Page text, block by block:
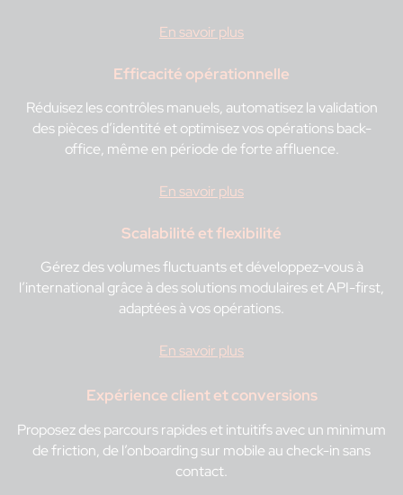
En savoir plus
Expérience client et conversions
Proposez des parcours rapides et intuitifs avec un minimum
de friction, de l’onboarding sur mobile au check-in sans
contact.
Efficacité opérationnelle
Réduisez les contrôles manuels, automatisez la validation
des pièces d’identité et optimisez vos opérations back-
office, même en période de forte affluence.
En savoir plus
Scalabilité et flexibilité
Gérez des volumes fluctuants et développez-vous à
l’international grâce à des solutions modulaires et API-first,
adaptées à vos opérations.
En savoir plus